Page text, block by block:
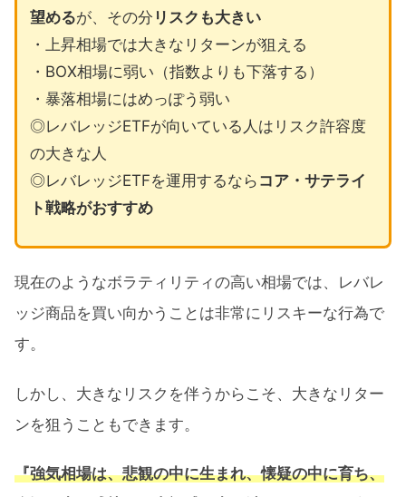
望めるが、その分 リスクも大きい
・上昇相場では大きなリターンが狙える
・BOX相場に弱い（指数よりも下落する）
・暴落相場にはめっぽう弱い
◎レバレッジETFが向いている人はリスク許容度
の大きな人
◎レバレッジETFを運用するなら コア・サテライ
ト戦略がおすすめ
現在のようなボラティリティの高い相場では、レバレ
ッジ商品を買い向かうことは非常にリスキーな行為で
す。
しかし、大きなリスクを伴うからこそ、大きなリター
ンを狙うこともできます。
『強気相場は、悲観の中に生まれ、懐疑の中に育ち、